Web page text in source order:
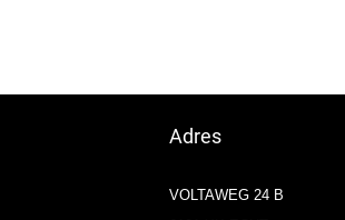
Adres
VOLTAWEG 24 B